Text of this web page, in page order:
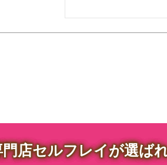
店セルフレイが選ば